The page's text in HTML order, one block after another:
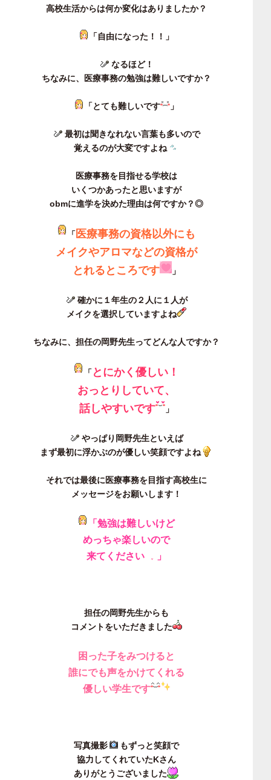
高校生活からは何か変化はありましたか？
「自由になった！！」
なるほど！
ちなみに、医療事務の勉強は難しいですか？
「とても難しいです 」
最初は聞きなれない言葉も多いので
覚えるのが大変ですよね
医療事務を目指せる学校は
いくつかあったと思いますが
obmに進学を決めた理由は何ですか？◎
「 医療事務の資格以外にも
メイクやアロマなどの資格が
とれるところです
」
確かに１年生の２人に１人が
メイクを選択していますよね
ちなみに、 担任の岡野先生ってどんな人ですか？
「 とにかく優しい！
おっとりしていて、
話しやすいです
」
やっぱり岡野先生といえば
まず最初に浮かぶのが優しい笑顔ですよね
それでは最後に医療事務を目指す高校生に
メッセージをお願いします！
「勉強は難しいけど
めっちゃ楽しいので
来てください
」
担任の岡野先生からも
コメントをいただきました
困った子をみつけると
誰にでも声をかけてくれる
優しい学生です
写真撮影
もずっと笑顔で
協力してくれていたKさん
ありがとうございました